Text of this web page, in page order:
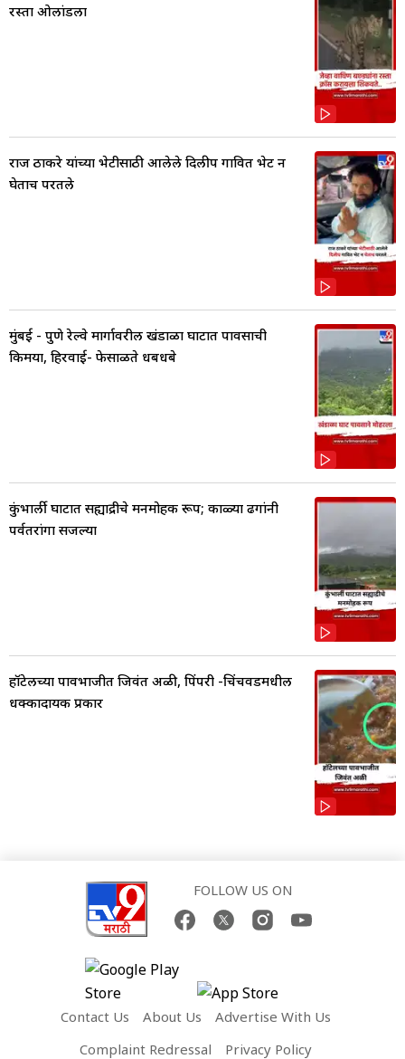
रस्ता ओलांडला
राज ठाकरे यांच्या भेटीसाठी आलेले दिलीप गावित भेट न
घेताच परतले
मुंबई - पुणे रेल्वे मार्गावरील खंडाळा घाटात पावसाची
किमया, हिरवाई- फेसाळते धबधबे
कुंभार्ली घाटात सह्याद्रीचे मनमोहक रूप; काळ्या ढगांनी
पर्वतरांगा सजल्या
हॉटेलच्या पावभाजीत जिवंत अळी, पिंपरी -चिंचवडमधील
धक्कादायक प्रकार
FOLLOW US ON
Contact Us About Us
Advertise With Us
Complaint Redressal
Privacy Policy